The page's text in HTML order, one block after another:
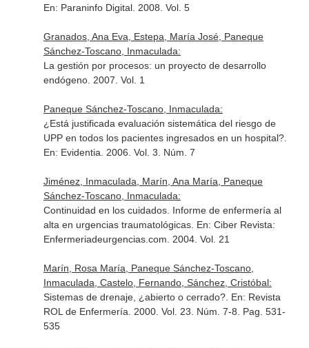
En: Paraninfo Digital. 2008. Vol. 5
Granados, Ana Eva, Estepa, María José, Paneque
Sánchez-Toscano, Inmaculada:
La gestión por procesos: un proyecto de desarrollo
endógeno. 2007. Vol. 1
Paneque Sánchez-Toscano, Inmaculada:
¿Está justificada evaluación sistemática del riesgo de
UPP en todos los pacientes ingresados en un hospital?.
En: Evidentia . 2006. Vol. 3. Núm. 7
Jiménez, Inmaculada, Marín, Ana María, Paneque
Sánchez-Toscano, Inmaculada:
Continuidad en los cuidados. Informe de enfermería al
alta en urgencias traumatológicas. En: Ciber Revista:
Enfermeriadeurgencias.com . 2004. Vol. 21
Marín, Rosa María, Paneque Sánchez-Toscano,
Inmaculada, Castelo, Fernando, Sánchez, Cristóbal:
Sistemas de drenaje, ¿abierto o cerrado?. En: Revista
ROL de Enfermería . 2000. Vol. 23. Núm. 7-8. Pag. 531-
535